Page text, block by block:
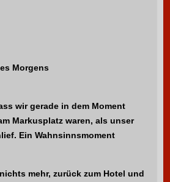
Morgens
wir gerade in dem Moment
Markusplatz waren, als unser
Ein Wahnsinnsmoment
mehr, zurück zum Hotel und